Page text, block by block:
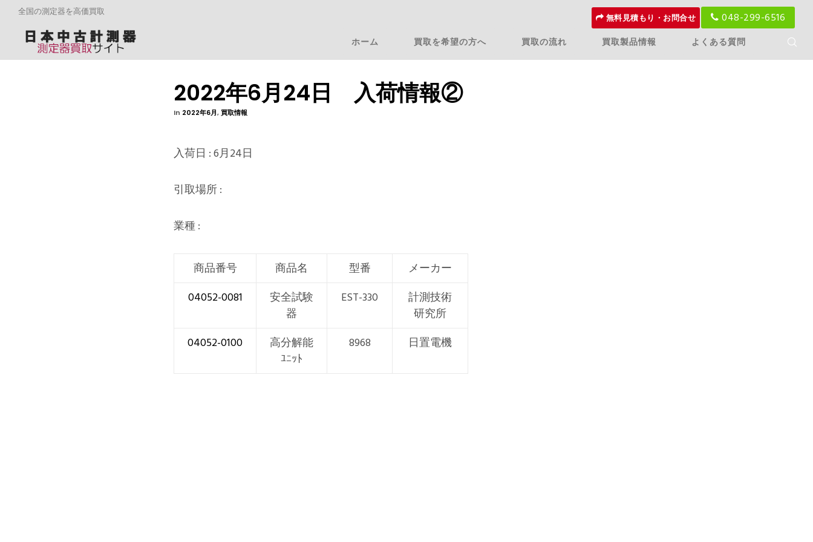
全国の測定器を高価買取 無料見積もり・お問合せ 048-299-6516
ホーム 買取を希望の方へ 買取の流れ 買取製品情報 よくある質問
2022年6月24日 入荷情報②
In 2022年6月, 買取情報
入荷日 : 6月24日
引取場所 :
業種 :
商品番号 商品名 型番
メーカー
04052-0081
安全試験
器
EST-330
計測技術
研究所
04052-0100
高分解能
ﾕﾆｯﾄ
8968 日置電機